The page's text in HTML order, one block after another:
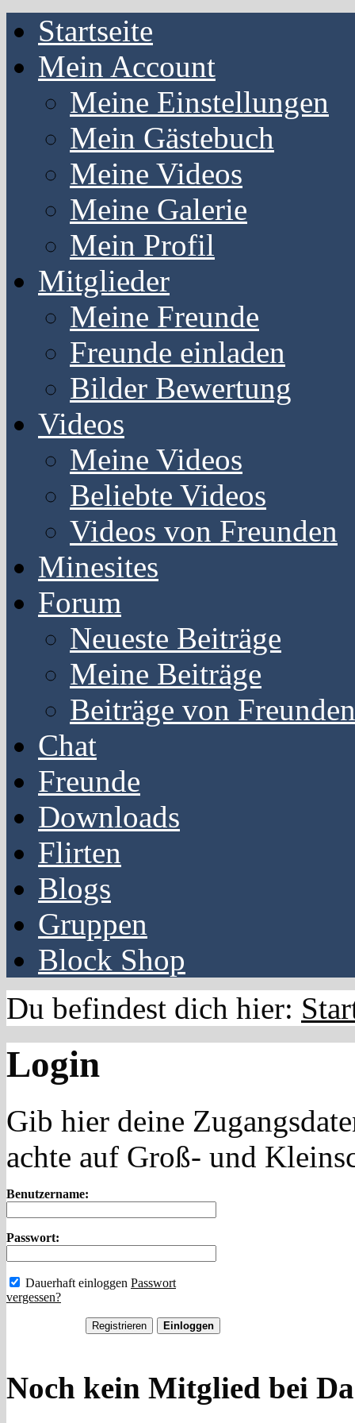
Startseite
Mein Account
Meine Einstellungen
Mein Gästebuch
Meine Videos
Meine Galerie
Mein Profil
Mitglieder
Meine Freunde
Freunde einladen
Bilder Bewertung
Videos
Meine Videos
Beliebte Videos
Videos von Freunden
Minesites
Forum
Neueste Beiträge
Meine Beiträge
Beiträge von Freunden
Chat
Freunde
Downloads
Flirten
Blogs
Gruppen
Block Shop
Du befindest dich hier:
Login
Gib hier deine
achte auf Groß- und
Benutzername:
Passwort:
Dauerhaft einloggen Passwort
vergessen?
Noch kein Mitglied bei